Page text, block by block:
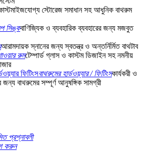
স্টোরেজ সমাধান সহ আধুনিক বাথরুম
সিঙ্কবাণিজ্যিক ও ব্যবহারিক ব্যবহারের জন্য মজবুত
আরামদায়ক স্নানের জন্য স্বতন্ত্র ও অন্তর্নির্মিত বাথটাব
রুমটেম্পার্ড গ্লাস ও কাস্টম ডিজাইন সহ নমনীয়
বাথরুমের হার্ডওয়্যার / ফিটিংসকার্যকরী ও
বাথরুমের সম্পূর্ণ আনুষঙ্গিক সামগ্রী
প্রশ্নাবলী
করুন